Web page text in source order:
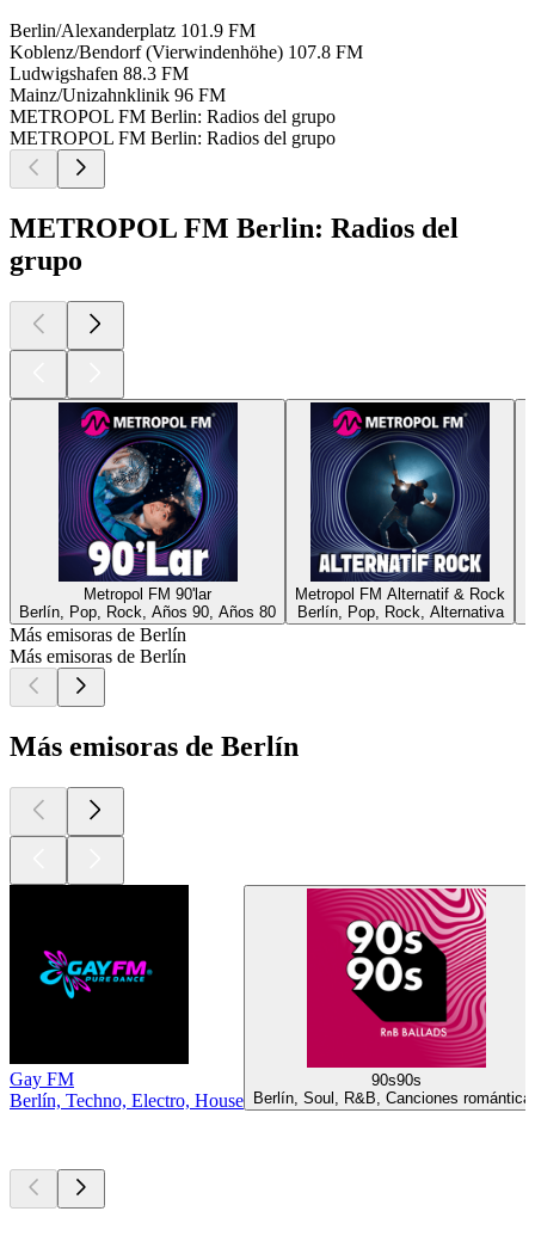
Berlin/Alexanderplatz 101.9 FM
Koblenz/Bendorf (Vierwindenhöhe) 107.8 FM
Ludwigshafen 88.3 FM
Mainz/Unizahnklinik 96 FM
METROPOL FM Berlin: Radios del grupo
METROPOL FM Berlin: Radios del grupo
METROPOL FM Berlin: Radios del
grupo
Metropol FM 90'lar
Berlín, Pop, Rock, Años 90, Años 80
Metropol FM Alternatif & Rock
Berlín, Pop, Rock, Alternativa
Más emisoras de Berlín
Más emisoras de Berlín
Más emisoras de Berlín
Gay FM
Berlín, Techno, Electro, House
90s90s
Berlín, Soul, R&B, Canciones